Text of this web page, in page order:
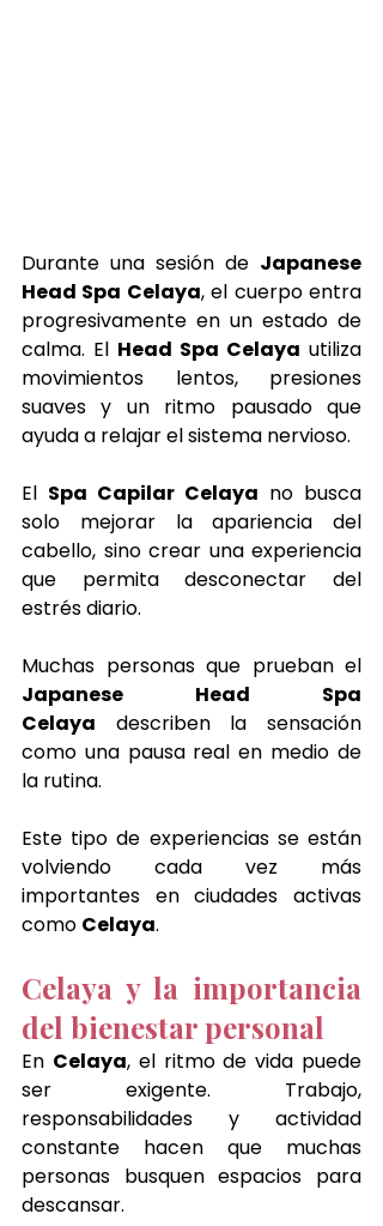
Durante una sesión de Japanese
Head Spa Celaya, el cuerpo entra
progresivamente en un estado de
calma. El Head Spa Celaya utiliza
movimientos lentos, presiones
suaves y un ritmo pausado que
ayuda a relajar el sistema nervioso.
El Spa Capilar Celaya no busca
solo mejorar la apariencia del
cabello, sino crear una experiencia
que permita desconectar del
estrés diario.
Japanese Head Spa
Celaya describen la sensación
como una pausa real en medio de
la rutina.
Este tipo de experiencias se están
volviendo cada vez más
importantes en ciudades activas
como Celaya.
Celaya y la importancia
del bienestar personal
En Celaya, el ritmo de vida puede
ser exigente. Trabajo,
responsabilidades y actividad
constante hacen que muchas
personas busquen espacios para
descansar.